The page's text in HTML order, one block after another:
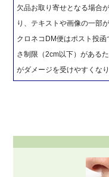
欠品お取り寄せとなる場合
り、テキストや画像の一部
クロネコDM便はポスト投
さ制限（2cm以下）がある
がダメージを受けやすくな